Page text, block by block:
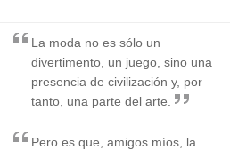
La moda no es sólo un
divertimento, un juego, sino una
presencia de civilización y, por
tanto, una parte del arte.
Pero es que, amigos míos, la